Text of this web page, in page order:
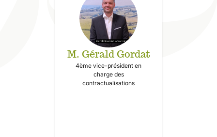
M. Gérald Gordat
4ème vice-président en
charge des
contractualisations